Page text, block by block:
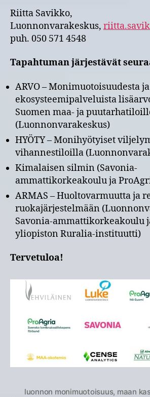
Riitta Savikko,
Luonnonvarakeskus,
puh. 050 571 4548
Tapahtuman järjestävät
ARVO – Monimuotoisuudesta ja
ekosysteemipalveluista
Suomen maa- ja
(Luonnonvarakeskus)
HYÖTY – Monihyötyiset
vihannestiloilla
Kimalaisen silmin (Savonia-
ammattikorkeakoulu ja
ARMAS – Huoltovarmuutta ja
ruokajärjestelmään
Savonia-ammattikorkeakoulu
yliopiston Ruralia-instituutti)
Tervetuloa!
luonnon monimuotoisuus, maan